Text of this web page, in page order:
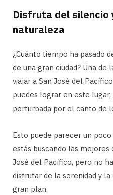
Disfruta del silencio
naturaleza
¿Cuánto tiempo ha pasado
de una gran ciudad? Una de
viajar a San José del
puedes lograr en este
perturbada por el canto de
Esto puede parecer un
estás buscando las mejores
José del Pacífico, pero no
disfrutar de la serenidad y
gran plan.